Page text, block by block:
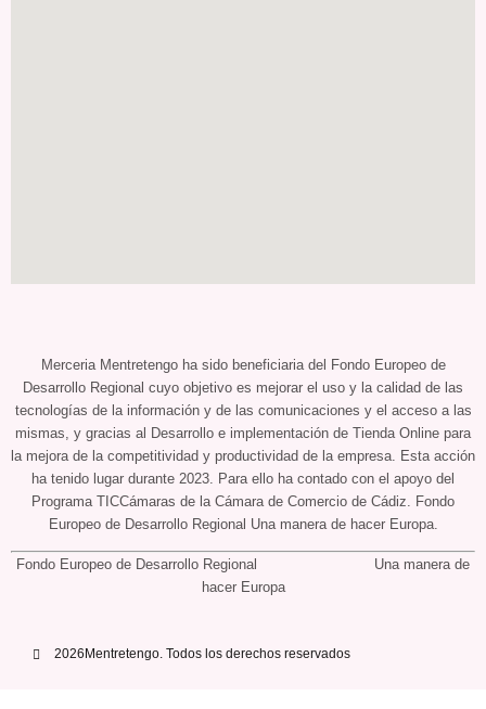
Merceria Mentretengo ha sido beneficiaria del Fondo Europeo de
Desarrollo Regional cuyo objetivo es mejorar el uso y la calidad de las
tecnologías de la información y de las comunicaciones y el acceso a las
mismas, y gracias al Desarrollo e implementación de Tienda Online para
la mejora de la competitividad y productividad de la empresa. Esta acción
ha tenido lugar durante 2023. Para ello ha contado con el apoyo del
Programa TICCámaras de la Cámara de Comercio de Cádiz. Fondo
Europeo de Desarrollo Regional Una manera de hacer Europa.
Fondo Europeo de Desarrollo Regional Una manera de
hacer Europa
2026Mentretengo. Todos los derechos reservados